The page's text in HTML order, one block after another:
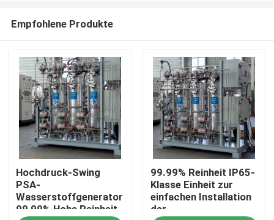
Zu Hause
Empfohlene Produkte
Hochdruck-Swing
PSA-
Wasserstoffgenerator
99,99% Hohe Reinheit
99.99% Reinheit IP65-
Klasse Einheit zur
einfachen Installation
der